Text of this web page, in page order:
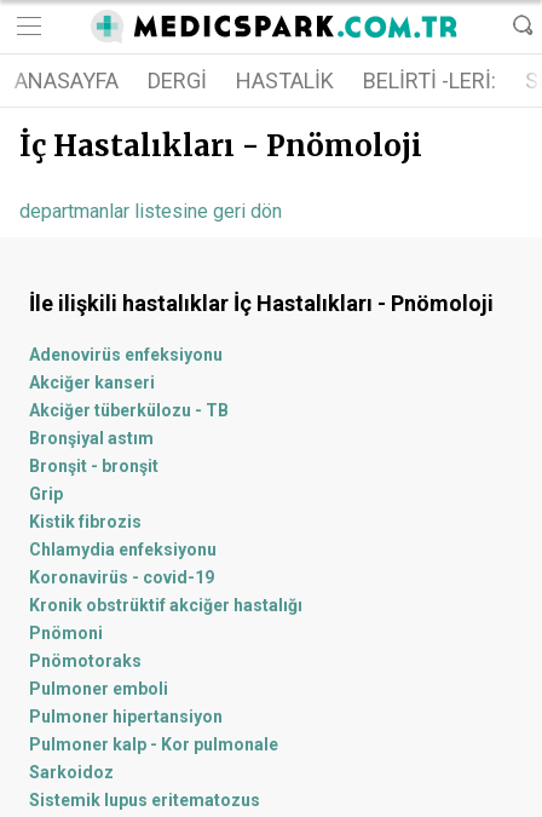
ANASAYFA DERGI HASTALIK BELIRTI -LERI:
İç Hastalıkları - Pnömoloji
departmanlar listesine geri dön
İle ilişkili hastalıklar İç Hastalıkları - Pnömoloji
Adenovirüs enfeksiyonu
Akciğer kanseri
Akciğer tüberkülozu - TB
Bronşiyal astım
Bronşit - bronşit
Grip
Kistik fibrozis
Chlamydia enfeksiyonu
Koronavirüs - covid-19
Kronik obstrüktif akciğer hastalığı
Pnömoni
Pnömotoraks
Pulmoner emboli
Pulmoner hipertansiyon
Pulmoner kalp - Kor pulmonale
Sarkoidoz
Sistemik lupus eritematozus